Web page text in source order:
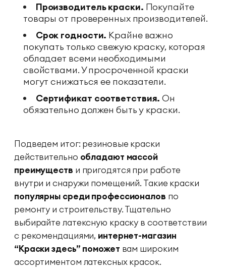
Производитель краски. Покупайте
товары от проверенных производителей.
Срок годности. Крайне важно
покупать только свежую краску, которая
обладает всеми необходимыми
свойствами. У просроченной краски
могут снижаться ее показатели.
Сертификат соответствия. Он
обязательно должен быть у краски.
Подведем итог: резиновые краски
действительно обладают массой
преимуществ и пригодятся при работе
внутри и снаружи помещений. Такие краски
популярны среди профессионалов по
ремонту и строительству. Тщательно
выбирайте латексную краску в соответствии
с рекомендациями, интернет-магазин
“Краски здесь” поможет вам широким
ассортиментом латексных красок.